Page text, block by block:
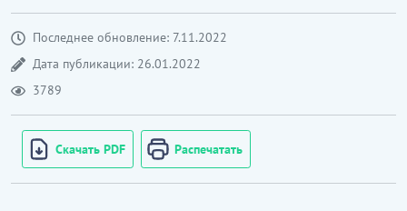
Последнее обновление: 7.11.2022
Дата публикации: 26.01.2022
3789
Скачать PDF Распечатать